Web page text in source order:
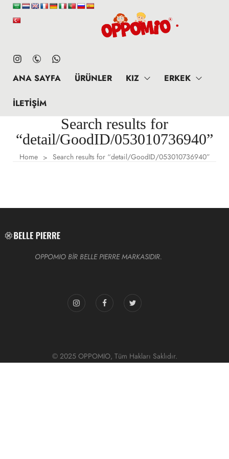
ANA SAYFA ÜRÜNLER KIZ ERKEK
İLETIŞIM
Search results for
“detail/GoodID/053010736940”
Home > Search results for “detail/GoodID/053010736940”
OPPOMIO BİR BELLE PIERRE MARKASIDIR.
© 2025 OPPOMIO, Tüm Hakları Saklıdır.